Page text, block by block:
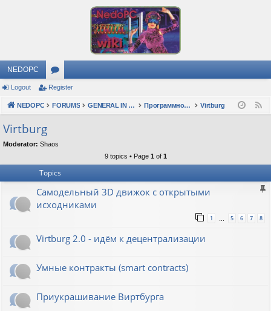
NEDOPC
or
u
s
Logout Register
NEDOPC FORUMS GENERAL IN RUSSIAN Программное обеспечение Virtburg
Virtburg
Moderator: Shaos
9 topics • Page 1 of 1
Topics
Самодельный 3D движок с открытыми
исходниками
1 … 5 6 7 8
Virtburg 2.0 - идём к децентрализации
Умные контракты (smart contracts)
Приукрашивание Виртбурга